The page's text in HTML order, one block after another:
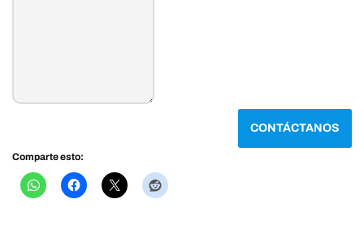
CONTÁCTANOS
Comparte esto: